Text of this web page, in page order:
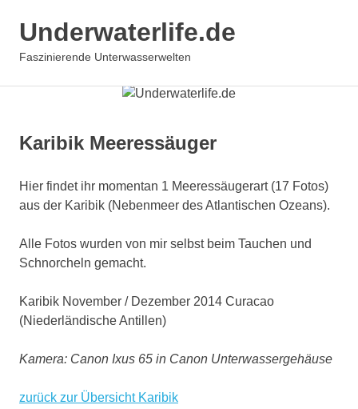
Underwaterlife.de
Faszinierende Unterwasserwelten
Karibik Meeressäuger
Hier findet ihr momentan 1 Meeressäugerart (17 Fotos)
aus der Karibik (Nebenmeer des Atlantischen Ozeans).
Alle Fotos wurden von mir selbst beim Tauchen und
Schnorcheln gemacht.
Karibik November / Dezember 2014 Curacao
(Niederländische Antillen)
Kamera: Canon Ixus 65 in Canon Unterwassergehäuse
zurück zur Übersicht Karibik